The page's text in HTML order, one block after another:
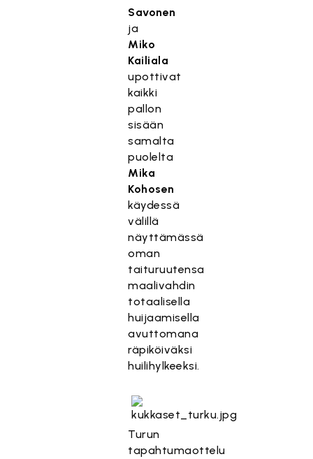
Savonen
ja
Miko
Kailiala
upottivat
kaikki
pallon
sisään
samalta
puolelta
Mika
Kohosen
käydessä
välillä
näyttämässä
oman
taituruutensa
maalivahdin
totaalisella
huijaamisella
avuttomana
räpiköiväksi
huilihylkeeksi.
Turun
tapahtumaottelu